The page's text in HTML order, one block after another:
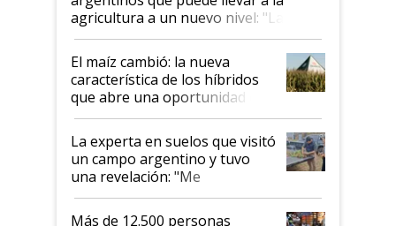
agricultura a un nuevo nivel: "Las
posibilidades de crecimiento son
infinitas"
El maíz cambió: la nueva
característica de los híbridos
que abre una oportunidad en
el lote
La experta en suelos que visitó
un campo argentino y tuvo
una revelación: "Me
impresionó mucho"
Más de 12.500 personas